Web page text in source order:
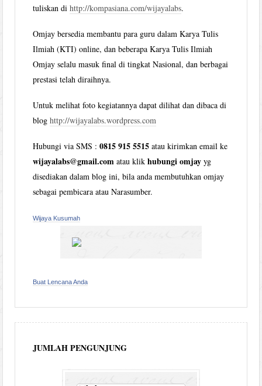
tuliskan dihttp://kompasiana.com/wijayalabs.
Omjay bersedia membantu para guru dalam Karya Tulis
Ilmiah (KTI) online, dan beberapa Karya Tulis Ilmiah
Omjay selalu masuk final di tingkat Nasional, dan berbagai
prestasi telah diraihnya.
Untuk melihat foto kegiatannya dapat dilihat dan dibaca di
bloghttp://wijayalabs.wordpress.com
Hubungi via SMS :0815 915 5515 atau kirimkan email ke
wijayalabs@gmail.com atau klikhubungi omjay yg
disediakan dalam blog ini, bila anda membutuhkan omjay
sebagai pembicara atau Narasumber.
Wijaya Kusumah
Buat Lencana Anda
JUMLAH PENGUNJUNG